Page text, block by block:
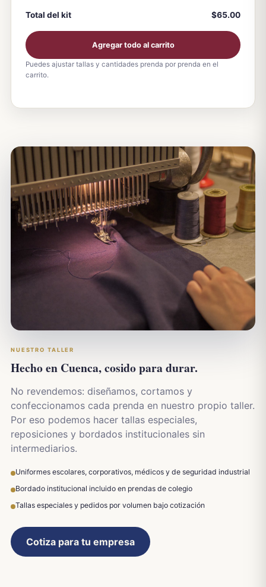
Total del kit $65.00
Agregar todo al carrito
Puedes ajustar tallas y cantidades prenda por prenda en el
carrito.
NUESTRO TALLER
Hecho en Cuenca, cosido para durar.
No revendemos: diseñamos, cortamos y
confeccionamos cada prenda en nuestro propio taller.
Por eso podemos hacer tallas especiales,
reposiciones y bordados institucionales sin
intermediarios.
Uniformes escolares, corporativos, médicos y de seguridad industrial
Bordado institucional incluido en prendas de colegio
Tallas especiales y pedidos por volumen bajo cotización
Cotiza para tu empresa